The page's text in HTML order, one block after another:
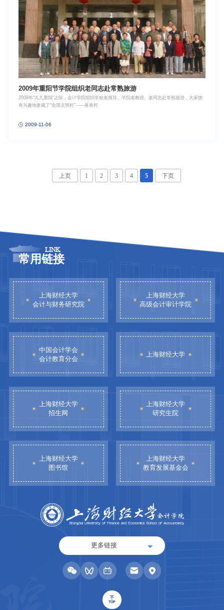
2009年重阳节学院组织老同志赴常熟旅游
2009年“九九重阳”之际，会计学院组织学校老领导、学院老教授、老同志赴常熟旅游，大家饶
有兴趣地参观了“全国文明村”——蒋巷村
2009-11-06
上页 1 2 3 4 5 下页
LINK
常用链接
上海财经大学
会计与财务研究院
上海财经大学
高级会计审计学院
中国会计学会
会计教育分会
上海财经大学
上海财经大学
招生网
上海财经大学
研究生院
上海财经大学
图书馆
上海财经大学
教育发展基金会
更多链接
TOP